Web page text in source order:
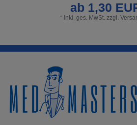
ab 1,30
* inkl. ges. MwSt. zzgl.